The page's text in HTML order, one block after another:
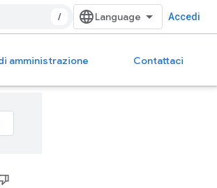
/ Accedi
amministrazione Contattaci